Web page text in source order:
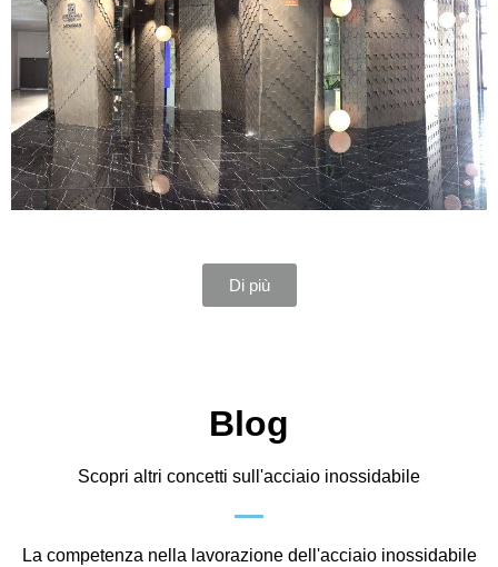
Di più
Blog
Scopri altri concetti sull'acciaio inossidabile
La competenza nella lavorazione dell'acciaio inossidabile